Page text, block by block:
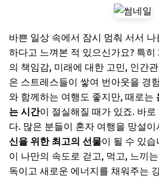
바쁜 일상 속에서 잠시 멈춰 서서
하다고 느껴본 적 있으신가요? 특히
의 책임감, 미래에 대한 고민, 인간
은 스트레스들이 쌓여 번아웃을 경
와 함께하는 여행도 좋지만, 때로는
는 시간이 절실해질 때가 있죠. 바
다. 많은 분들이 혼자 여행을 망설
신을 위한 최고의 선물이 될 수 있
이 나만의 속도로 걷고, 먹고, 느끼
독이고 새로운 에너지를 채워주는